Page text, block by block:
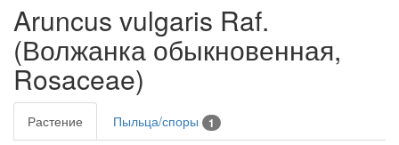
Aruncus vulgaris Raf.
(Волжанка обыкновенная,
Rosaceae)
Растение Пыльца/споры 1